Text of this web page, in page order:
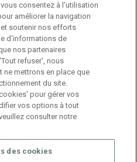
consentez à l'utilisation
améliorer la navigation
soutenir nos efforts
d'informations de
nos partenaires
refuser', nous
ne mettrons en place que
du site.
pour gérer vos
vos options à tout
consulter notre
des cookies